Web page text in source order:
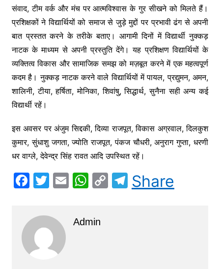
संवाद, टीम वर्क और मंच पर आत्मविश्वास के गुर सीखने को मिलते हैं।
प्रशिक्षकों ने विद्यार्थियों को समाज से जुड़े मुद्दों पर प्रभावी ढंग से अपनी
बात प्रस्तत करने के तरीके बताए। आगामी दिनों में विद्यार्थी नुक्कड़
नाटक के माध्यम से अपनी प्रस्तुति देंगे। यह प्रशिक्षण विद्यार्थियों के
व्यक्तित्व विकास और सामाजिक समझ को मज़बूत करने में एक महत्वपूर्ण
कदम है। नुक्कड़ नाटक करने वाले विद्यार्थियों में पायल, प्रद्युमन, अमन,
शालिनी, टीया, हर्षिता, मोनिका, शिवांषु, सिद्धार्थ, सुनैना सही अन्य कई
विद्यार्थी रहें।
इस अवसर पर अंजुम सिद्दकी, दिव्या राजपूत, विकास अग्रवाल, दिलकुश
कुमार, सुंधाशु जगता, ज्योति राजपूत, पंकज चौधरी, अनुराग गुप्ता, धरणी
धर वाग्ले, देवेन्द्र सिंह रावत आदि उपस्थित रहें।
F
c
e
b
o
T
itt
er
E W
s
C T
el
Share
Admin